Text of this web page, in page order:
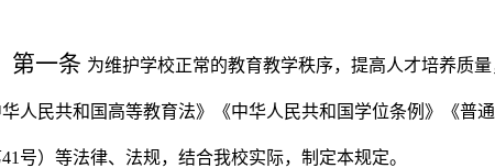
第一条 为维护学校正常的教育教学秩序，提高人才培养质
人民共和国高等教育法》《中华人民共和国学位条例》《普
41 号）等法律、法规，结合我校实际，制定本规定。